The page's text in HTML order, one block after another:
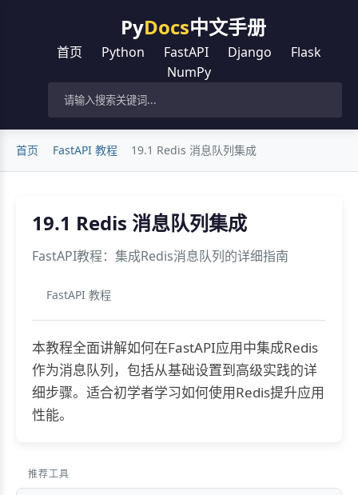
PyDocs中文手册
首页 Python FastAPI Django
Flask
NumPy
首页 FastAPI 教程 19.1 Redis 消息队列集成
19.1 Redis 消息队列集成
FastAPI教程：集成Redis消息队列的详细指南
FastAPI 教程
本教程全面讲解如何在FastAPI应用中集成Redis
作为消息队列，包括从基础设置到高级实践的详
细步骤。适合初学者学习如何使用Redis提升应用
性能。
推荐工具